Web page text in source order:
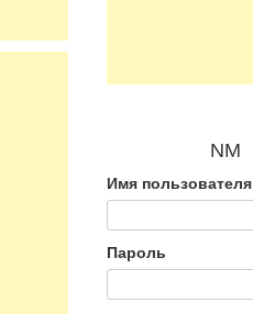
NM
Имя пользователя
Пароль